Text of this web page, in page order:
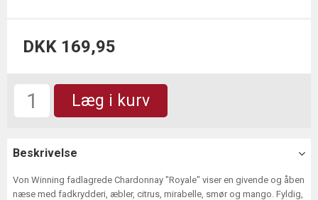
DKK 169,95
Læg i kurv
Beskrivelse
Von Winning fadlagrede Chardonnay "Royale" viser en givende og åben
næse med fadkrydderi, æbler, citrus, mirabelle, smør og mango. Fyldig,